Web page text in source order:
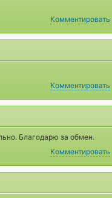
Комментировать
Комментировать
Благодарю за обмен.
Комментировать